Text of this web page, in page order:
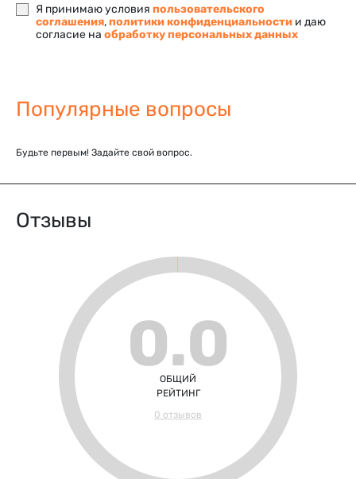
Я принимаю условия пользовательского
соглашения,политики конфиденциальности и даю
согласие на обработку персональных данных
Популярные вопросы
Будьте первым! Задайте свой вопрос.
Отзывы
0.0
ОБЩИЙ
РЕЙТИНГ
0 отзывов